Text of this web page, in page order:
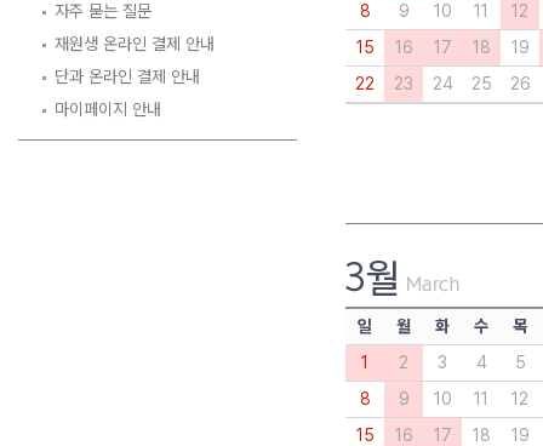
자주 묻는 질문
재원생 온라인 결제 안내
단과 온라인 결제 안내
마이페이지 안내
8
9 10 11
12
15
16 17 18
19
22
23 24 25 26
일 월 화 수
목
1
2 3 4
5
8
9 10 11
12
15
16 17 18
19